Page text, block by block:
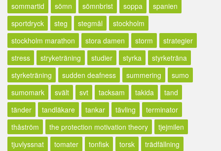
sommartid
sömn sömnbrist soppa
spanien
sportdryck
steg stegmål
stockholm
stockholm marathon
stora damen storm
strategier
stress
stryketräning studier styrka
styrketräna
styrketräning
sudden deafness summering
sumo
sumomark
svält svt tacksam takida
tand
tänder
tandläkare tankar tävling
terminator
thåström
the protection motivation theory
tjejmilen
tjuvlyssnat
tomater tonfisk torsk
trädfällning